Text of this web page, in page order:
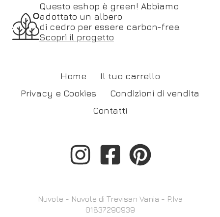
Questo eshop è green! Abbiamo
adottato un albero
di cedro per essere carbon-free.
Scopri il progetto
Home
Il tuo carrello
Privacy e Cookies
Condizioni di vendita
Contatti
Nuvole - Nuvole di Trevisan Vania - P.Iva
01837290939